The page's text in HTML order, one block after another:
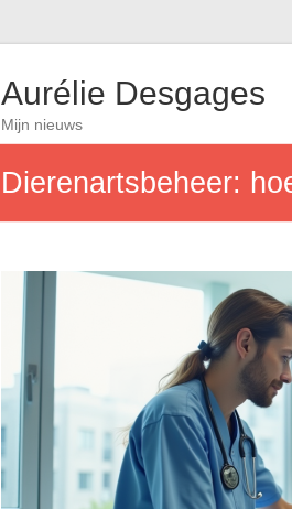
Aurélie Desgages
Mijn nieuws
Dierenartsbeheer: